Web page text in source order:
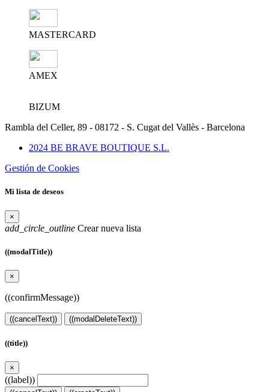
MASTERCARD
AMEX
BIZUM
Rambla del Celler, 89 - 08172 - S. Cugat del Vallès - Barcelona
2024 BE BRAVE BOUTIQUE S.L.
Gestión de Cookies
Mi lista de deseos
×
add_circle_outline Crear nueva lista
((modalTitle))
×
((confirmMessage))
((cancelText)) ((modalDeleteText))
((title))
×
((label))